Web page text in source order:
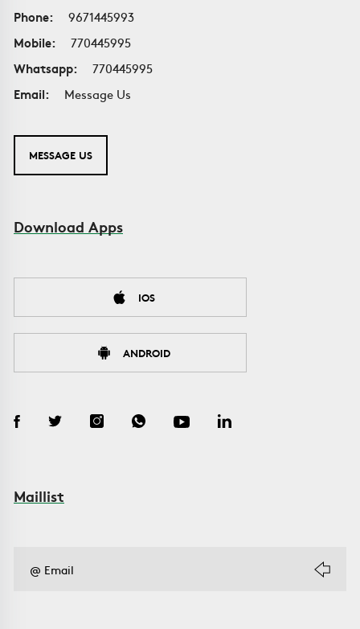
Phone:
9671445993
Mobile:
770445995
Whatsapp:
770445995
Email:
Message Us
MESSAGE US
Download Apps
IOS
ANDROID
Maillist